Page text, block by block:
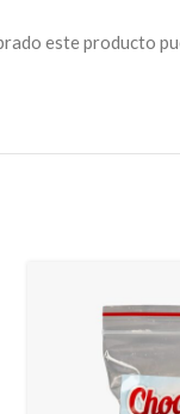
este producto